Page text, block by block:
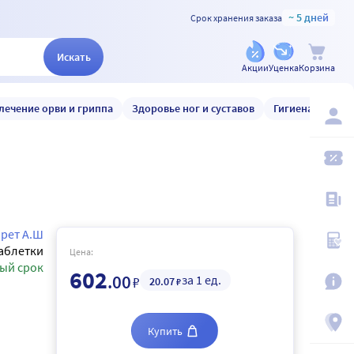
Срок хранения заказа ~ 5 дней
Искать
АкцииУценкаКорзина
орви и гриппа Здоровье ног и суставов Гигиена и уход
А.Ш
срок
Цена:
602.00₽ 20.07₽за 1 ед.
Купить